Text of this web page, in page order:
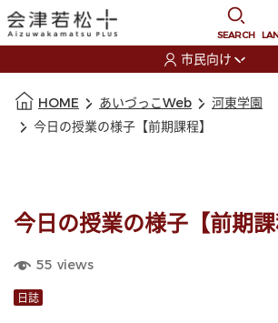
SEARCH
市民向け
HOME あいづっこWeb
河東学園
今日の授業の様子【前期課程】
今日の授業の様子【前期課
55 views
日誌